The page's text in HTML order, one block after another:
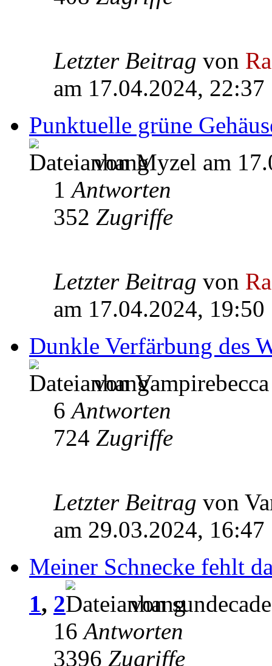
Letzter Beitrag von
am 17.04.2024, 22:37
Punktuelle grüne
von Myzel am
1Antworten
352 Zugriffe
Letzter Beitrag von
am 17.04.2024, 19:50
Dunkle Verfärbung des
von
6Antworten
724 Zugriffe
Letzter Beitrag von
am 29.03.2024, 16:47
Meiner Schnecke fehlt
1, 2
von
16Antworten
3396 Zugriffe